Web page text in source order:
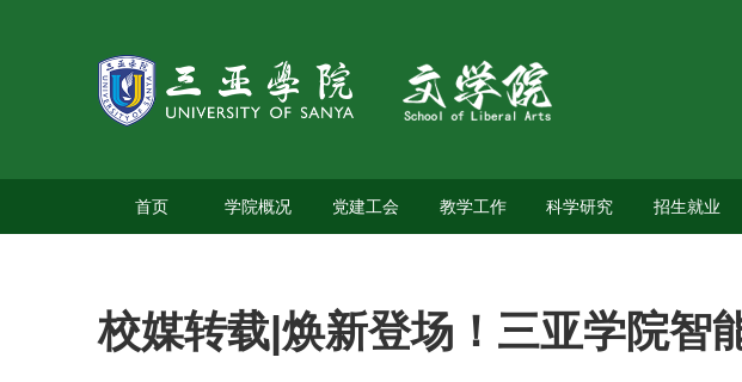
首页 学院概况 党建工会 教学工作 科学研究 招生就业
校媒转载|焕新登场！三亚学院智